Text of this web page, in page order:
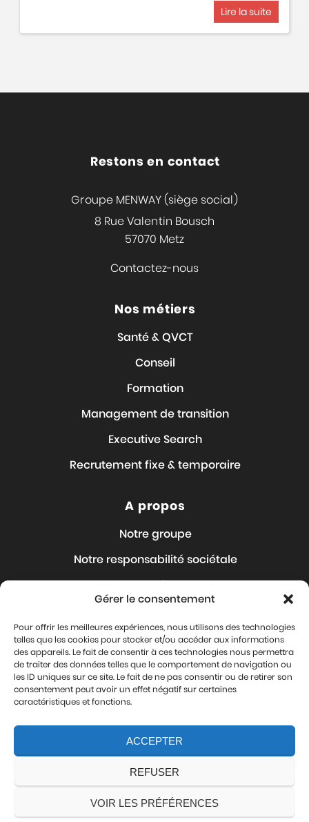
Gérer le consentement
Pour offrir les meilleures expériences, nous utilisons des technologies
telles que les cookies pour stocker et/ou accéder aux informations
des appareils. Le fait de consentir à ces technologies nous permettra
de traiter des données telles que le comportement de navigation ou
les ID uniques sur ce site. Le fait de ne pas consentir ou de retirer son
consentement peut avoir un effet négatif sur certaines
caractéristiques et fonctions.
ACCEPTER
REFUSER
VOIR LES PRÉFÉRENCES
Lire la suite
Restons en contact
Groupe MENWAY (siège social)
8 Rue Valentin Bousch
57070 Metz
Contactez-nous
Nos métiers
Santé & QVCT
Conseil
Formation
Management de transition
Executive Search
Recrutement fixe & temporaire
A propos
Notre groupe
Notre responsabilité sociétale
Nos Articles
Où sommes-nous ?
Contact
Mentions légales
Protection de vos données personnelles
Nous suivre